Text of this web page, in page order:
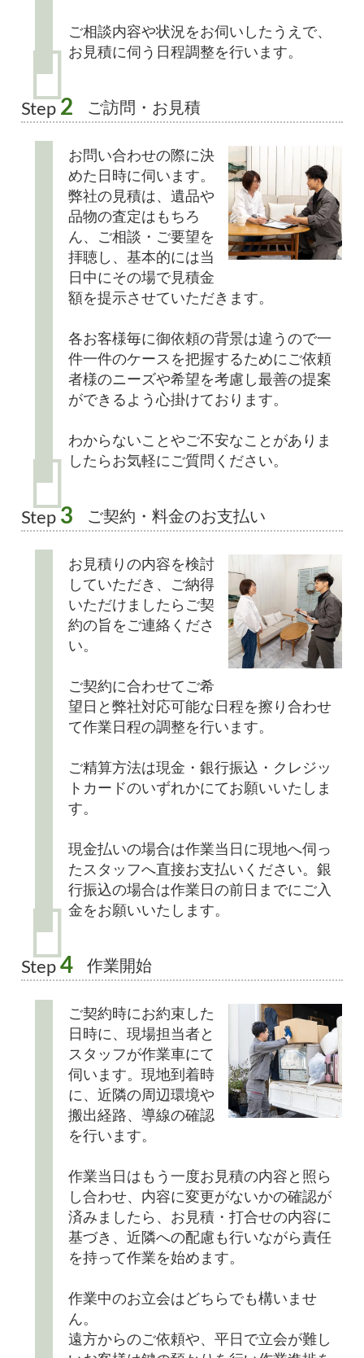
ご相談内容や状況をお伺いしたうえで、
お見積に伺う日程調整を行います。
Step 2 ご訪問・お見積
お問い合わせの際に決
めた日時に伺います。
弊社の見積は、遺品や
品物の査定はもちろ
ん、ご相談・ご要望を
拝聴し、基本的には当
日中にその場で見積金
額を提示させていただきます。
各お客様毎に御依頼の背景は違うので一
件一件のケースを把握するためにご依頼
者様のニーズや希望を考慮し最善の提案
ができるよう心掛けております。
わからないことやご不安なことがありま
したらお気軽にご質問ください。
Step 3 ご契約・料金のお支払い
お見積りの内容を検討
していただき、ご納得
いただけましたらご契
約の旨をご連絡くださ
い。
ご契約に合わせてご希
望日と弊社対応可能な日程を擦り合わせ
て作業日程の調整を行います。
ご精算方法は現金・銀行振込・クレジッ
トカードのいずれかにてお願いいたしま
す。
現金払いの場合は作業当日に現地へ伺っ
たスタッフへ直接お支払いください。銀
行振込の場合は作業日の前日までにご入
金をお願いいたします。
Step 4 作業開始
ご契約時にお約束した
日時に、現場担当者と
スタッフが作業車にて
伺います。現地到着時
に、近隣の周辺環境や
搬出経路、導線の確認
を行います。
作業当日はもう一度お見積の内容と照ら
し合わせ、内容に変更がないかの確認が
済みましたら、お見積・打合せの内容に
基づき、近隣への配慮も行いながら責任
を持って作業を始めます。
作業中のお立会はどちらでも構いませ
ん。
遠方からのご依頼や、平日で立会が難し